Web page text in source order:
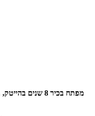
מפתח בכיר 8